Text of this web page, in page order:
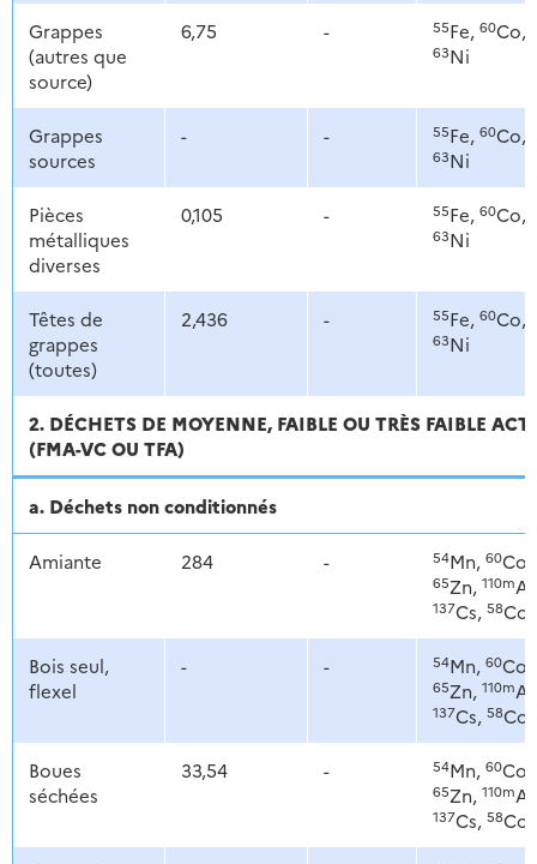
Grappes
(autres que
source)
6,75 - 55Fe, 60Co,
63Ni
Grappes
sources
- - 55Fe, 60Co,
63Ni
Pièces
métalliques
diverses
0,105 - 55Fe, 60Co,
63Ni
Têtes de
grappes
(toutes)
2,436 - 55Fe, 60Co,
63Ni
2. DÉCHETS DE MOYENNE, FAIBLE OU TRÈS FAIBLE
(FMA-VC OU TFA)
a. Déchets non conditionnés
Amiante 284 - 54Mn, 60Co,
65Zn, 110m
137Cs, 58Co
Bois seul,
flexel
- - 54Mn, 60Co,
65Zn, 110m
137Cs, 58Co
Boues
séchées
33,54 - 54Mn, 60Co,
65Zn, 110m
137Cs, 58Co